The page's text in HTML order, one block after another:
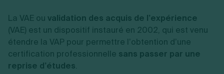
La VAE ou validation des acquis de l’expérience
(VAE) est un dispositif instauré en 2002, qui est venu
étendre la VAP pour permettre l’obtention d’une
certification professionnelle sans passer par une
reprise d’études.